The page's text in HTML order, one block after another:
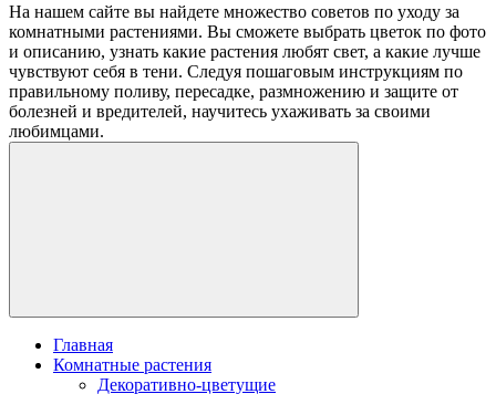
На нашем сайте вы найдете множество советов по уходу за
комнатными растениями. Вы сможете выбрать цветок по фото
и описанию, узнать какие растения любят свет, а какие лучше
чувствуют себя в тени. Следуя пошаговым инструкциям по
правильному поливу, пересадке, размножению и защите от
болезней и вредителей, научитесь ухаживать за своими
любимцами.
Главная
Комнатные растения
Декоративно-цветущие